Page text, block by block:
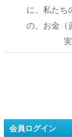
に、私たち
の、お金（
会員ログイン